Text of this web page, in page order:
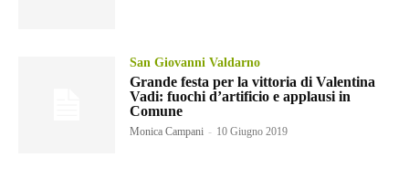
San Giovanni Valdarno
Grande festa per la vittoria di Valentina
Vadi: fuochi d’artificio e applausi in
Comune
Monica Campani - 10 Giugno 2019